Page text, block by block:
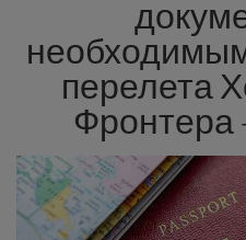
перелета